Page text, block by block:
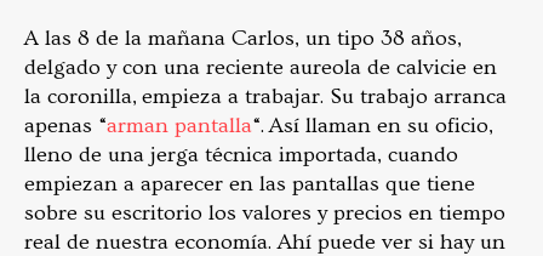
A las 8 de la mañana Carlos, un tipo 38 años,
delgado y con una reciente aureola de calvicie en
la coronilla, empieza a trabajar. Su trabajo arranca
apenas “arman pantalla“. Así llaman en su oficio,
lleno de una jerga técnica importada, cuando
empiezan a aparecer en las pantallas que tiene
sobre su escritorio los valores y precios en tiempo
real de nuestra economía. Ahí puede ver si hay un